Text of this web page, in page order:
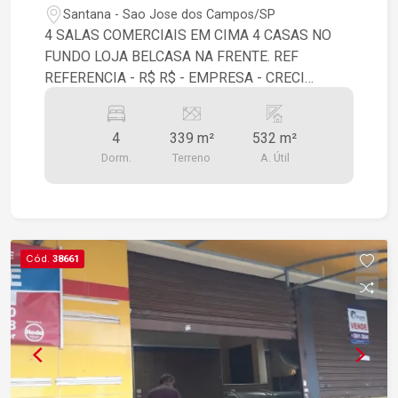
Santana - Sao Jose dos Campos/SP
4 SALAS COMERCIAIS EM CIMA 4 CASAS NO
FUNDO LOJA BELCASA NA FRENTE. REF
REFERENCIA - R$ R$ - EMPRESA - CRECI
4
Dorm.
339 m²
Terreno
532 m²
A. Útil
Cód. 38661